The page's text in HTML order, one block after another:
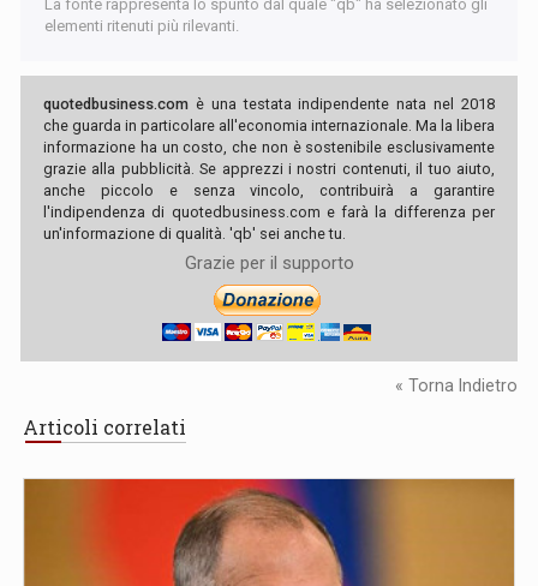
La fonte rappresenta lo spunto dal quale "qb" ha selezionato gli
elementi ritenuti più rilevanti.
quotedbusiness.com è una testata indipendente nata nel 2018
che guarda in particolare all'economia internazionale. Ma la libera
informazione ha un costo, che non è sostenibile esclusivamente
grazie alla pubblicità. Se apprezzi i nostri contenuti, il tuo aiuto,
anche piccolo e senza vincolo, contribuirà a garantire
l'indipendenza di quotedbusiness.com e farà la differenza per
un'informazione di qualità. 'qb' sei anche tu.
Grazie per il supporto
« Torna Indietro
Articoli correlati